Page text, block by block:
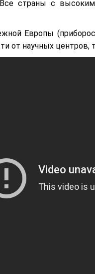
Все страны с
Европы
от научных центров,